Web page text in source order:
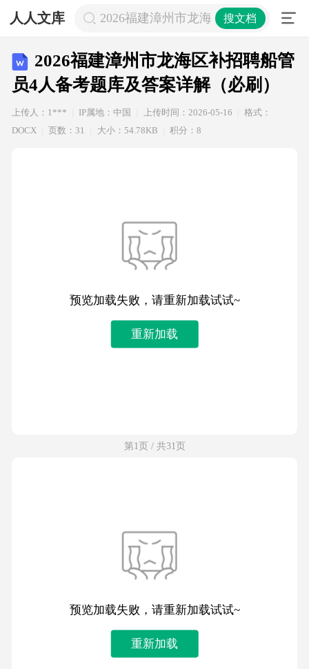
人人文库 2026福建漳州市龙海区补招聘船管员
搜文档
2026福建漳州市龙海区补招聘船管
员4人备考题库及答案详解（必刷）
上传人：1*** IP属地：中国 上传时间：2026-05-16
格式：
DOCX
页数：31 大小：54.78KB 积分：8
预览加载失败，请重新加载试试~
重新加载
第1页 / 共31页
预览加载失败，请重新加载试试~
重新加载